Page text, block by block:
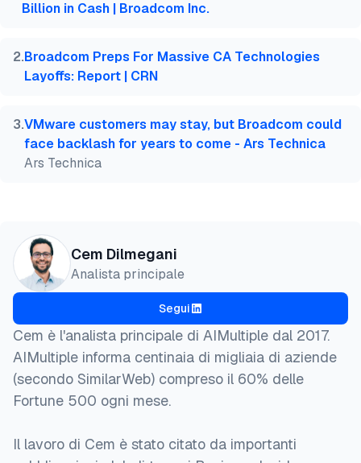
  month  = jul,
}
Billion in Cash | Broadcom Inc.
2.Broadcom Preps For Massive CA Technologies
Layoffs: Report | CRN
3.VMware customers may stay, but Broadcom could
face backlash for years to come - Ars Technica
Ars Technica
Cem Dilmegani
Analista principale
Segui
Cem è l'analista principale di AIMultiple dal 2017.
AIMultiple informa centinaia di migliaia di aziende
(secondo SimilarWeb) compreso il 60% delle
Fortune 500 ogni mese.
Il lavoro di Cem è stato citato da importanti